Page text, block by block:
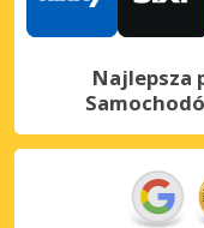
Najlepsza